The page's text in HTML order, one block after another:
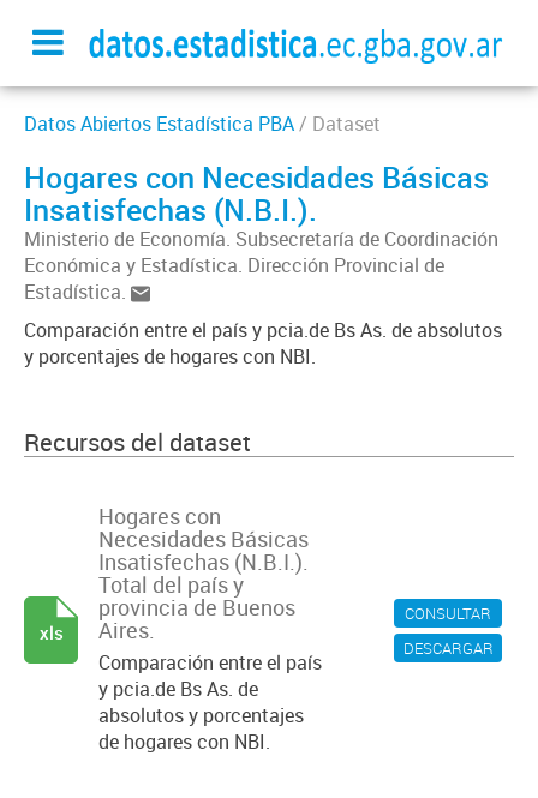
Datos Abiertos Estadística PBA/ Dataset
Hogares con Necesidades Básicas
Insatisfechas (N.B.I.).
Ministerio de Economía. Subsecretaría de Coordinación
Económica y Estadística. Dirección Provincial de
Estadística.
Comparación entre el país y pcia.de Bs As. de absolutos
y porcentajes de hogares con NBI.
Recursos del dataset
CONSULTAR
DESCARGAR
Hogares con
Necesidades Básicas
Insatisfechas (N.B.I.).
Total del país y
provincia de Buenos
Aires.
Comparación entre el país
y pcia.de Bs As. de
absolutos y porcentajes
de hogares con NBI.
xls